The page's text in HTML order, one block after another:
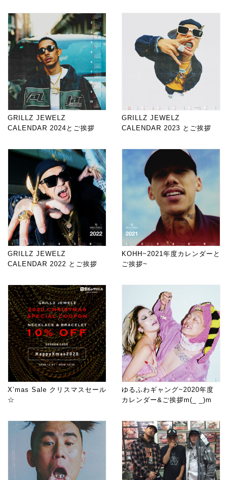
GRILLZ JEWELZ
CALENDAR 2024とご挨拶
GRILLZ JEWELZ
CALENDAR 2023 とご挨拶
GRILLZ JEWELZ
CALENDAR 2022 とご挨拶
KOHH~2021年度カレンダーと
ご挨拶~
X’mas Sale クリスマスセール
☆
ゆるふわギャング~2020年度
カレンダー&ご挨拶m(_ _)m